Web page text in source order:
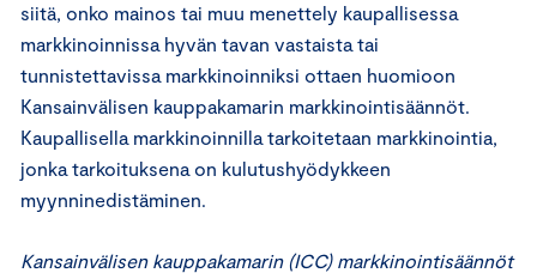
siitä, onko mainos tai muu menettely kaupallisessa
markkinoinnissa hyvän tavan vastaista tai
tunnistettavissa markkinoinniksi ottaen huomioon
Kansainvälisen kauppakamarin markkinointisäännöt.
Kaupallisella markkinoinnilla tarkoitetaan markkinointia,
jonka tarkoituksena on kulutushyödykkeen
myynninedistäminen.
Kansainvälisen kauppakamarin (ICC) markkinointisäännöt